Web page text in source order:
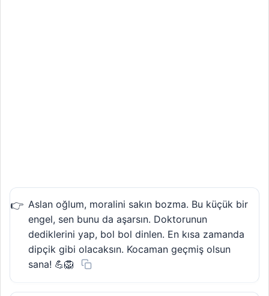
Aslan oğlum, moralini sakın bozma. Bu küçük bir
engel, sen bunu da aşarsın. Doktorunun
dediklerini yap, bol bol dinlen. En kısa zamanda
dipçik gibi olacaksın. Kocaman geçmiş olsun
sana! 💪🦁